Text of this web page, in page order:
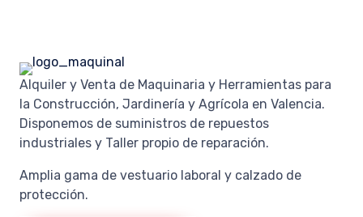
Alquiler y Venta de Maquinaria y Herramientas para
la Construcción, Jardinería y Agrícola en Valencia.
Disponemos de suministros de repuestos
industriales y Taller propio de reparación.
Amplia gama de vestuario laboral y calzado de
protección.